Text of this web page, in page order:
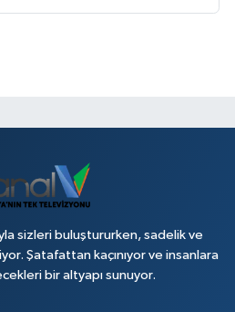
sizleri buluştururken, sadelik ve
Şatafattan kaçınıyor ve insanlara
bir altyapı sunuyor.